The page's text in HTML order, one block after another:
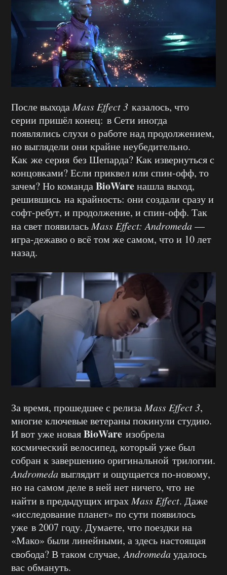
После выходаMass Effect 3 казалось, что
серии пришёл конец: в Сети иногда
появлялись слухи о работе над продолжением,
но выглядели они крайне неубедительно.
Как же серия без Шепарда? Как извернуться с
концовками? Если приквел или спин-офф, то
зачем? Но командаBioWareнашла выход,
решившись на крайность: они создали сразу и
софт-ребут, и продолжение, и спин-офф. Так
на свет появиласьMass Effect: Andromeda—
игра-дежавю о всё том же самом, что и 10 лет
назад.
За время, прошедшее с релизаMass Effect 3,
многие ключевые ветераны покинули студию.
И вот уже новаяBioWare изобрела
космический велосипед, который уже был
собран к завершению оригинальной трилогии.
Andromedaвыглядит и ощущается по-новому,
но на самом деле в ней нет ничего, что не
найти в предыдущих играхMass Effect. Даже
«исследование планет» по сути появилось
уже в 2007 году. Думаете, что поездки на
«Мако» были линейными, а здесь настоящая
свобода? В таком случае,Andromedaудалось
вас обмануть.